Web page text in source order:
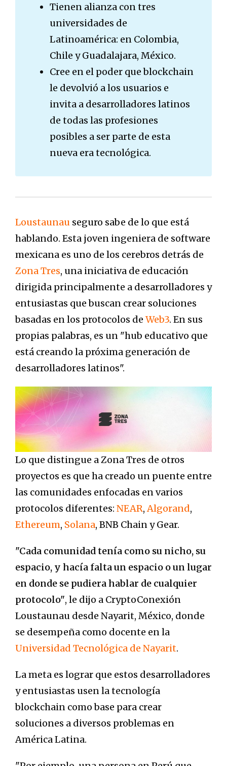
Tienen alianza con tres
universidades de
Latinoamérica: en Colombia,
Chile y Guadalajara, México.
Cree en el poder que blockchain
le devolvió a los usuarios e
invita a desarrolladores latinos
de todas las profesiones
posibles a ser parte de esta
nueva era tecnológica.
Loustaunau seguro sabe de lo que está
hablando. Esta joven ingeniera de software
mexicana es uno de los cerebros detrás de
Zona Tres, una iniciativa de educación
dirigida principalmente a desarrolladores y
entusiastas que buscan crear soluciones
basadas en los protocolos de Web3. En sus
propias palabras, es un "hub educativo que
está creando la próxima generación de
desarrolladores latinos".
Lo que distingue a Zona Tres de otros
proyectos es que ha creado un puente entre
las comunidades enfocadas en varios
protocolos diferentes: NEAR, Algorand,
Ethereum, Solana, BNB Chain y Gear.
"Cada comunidad tenía como su nicho, su
espacio, y hacía falta un espacio o un lugar
en donde se pudiera hablar de cualquier
protocolo", le dijo a CryptoConexión
Loustaunau desde Nayarit, México, donde
se desempeña como docente en la
Universidad Tecnológica de Nayarit.
La meta es lograr que estos desarrolladores
y entusiastas usen la tecnología
blockchain como base para crear
soluciones a diversos problemas en
América Latina.